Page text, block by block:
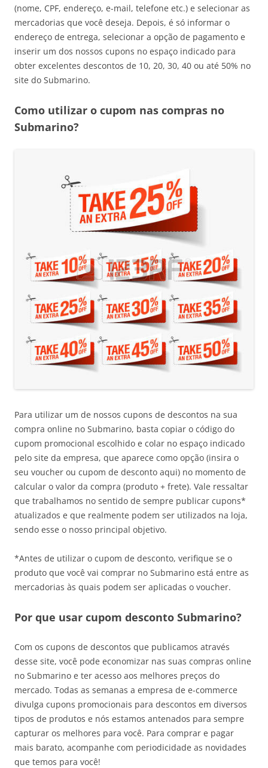
(nome, CPF, endereço, e-mail, telefone etc.) e selecionar as
mercadorias que você deseja. Depois, é só informar o
endereço de entrega, selecionar a opção de pagamento e
inserir um dos nossos cupons no espaço indicado para
obter excelentes descontos de 10, 20, 30, 40 ou até 50% no
site do Submarino.
Como utilizar o cupom nas compras no
Submarino?
Para utilizar um de nossos cupons de descontos na sua
compra online no Submarino, basta copiar o código do
cupom promocional escolhido e colar no espaço indicado
pelo site da empresa, que aparece como opção (insira o
seu voucher ou cupom de desconto aqui) no momento de
calcular o valor da compra (produto + frete). Vale ressaltar
que trabalhamos no sentido de sempre publicar cupons*
atualizados e que realmente podem ser utilizados na loja,
sendo esse o nosso principal objetivo.
*Antes de utilizar o cupom de desconto, verifique se o
produto que você vai comprar no Submarino está entre as
mercadorias às quais podem ser aplicadas o voucher.
Por que usar cupom desconto Submarino?
Com os cupons de descontos que publicamos através
desse site, você pode economizar nas suas compras online
no Submarino e ter acesso aos melhores preços do
mercado. Todas as semanas a empresa de e-commerce
divulga cupons promocionais para descontos em diversos
tipos de produtos e nós estamos antenados para sempre
capturar os melhores para você. Para comprar e pagar
mais barato, acompanhe com periodicidade as novidades
que temos para você!